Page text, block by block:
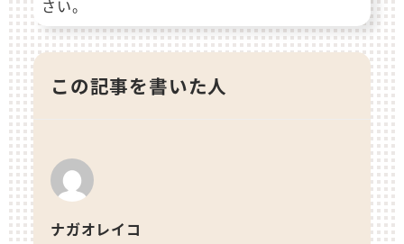
さい。
この記事を書いた人
ナガオレイコ